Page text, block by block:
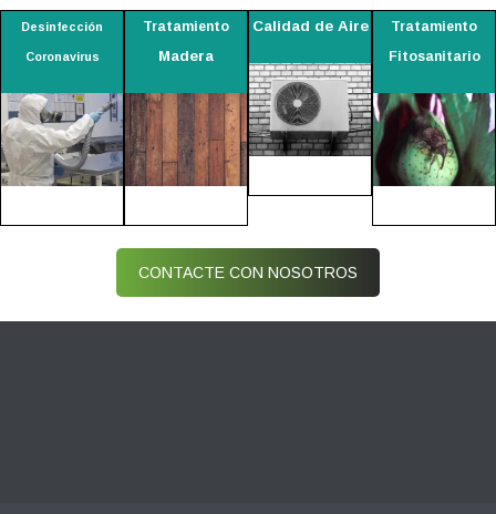
Desinfección
Coronavirus
Tratamiento
Madera
Calidad de Aire
Tratamiento
Fitosanitario
CONTACTE CON NOSOTROS